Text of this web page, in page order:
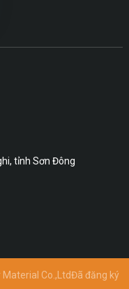
tỉnh Sơn Đông
Co.,LtdĐã đăng ký